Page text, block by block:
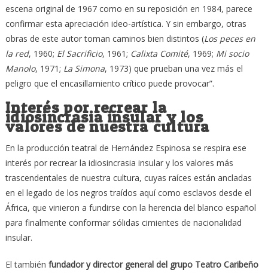
escena original de 1967 como en su reposición en 1984, parece
confirmar esta apreciación ideo-artística. Y sin embargo, otras
obras de este autor toman caminos bien distintos (Los peces en
la red, 1960; El Sacrificio, 1961; Calixta Comité, 1969; Mi socio
Manolo, 1971; La Simona, 1973) que prueban una vez más el
peligro que el encasillamiento crítico puede provocar”.
Interés por recrear la
idiosincrasia insular y los
valores de nuestra cultura
En la producción teatral de Hernández Espinosa se respira ese
interés por recrear la idiosincrasia insular y los valores más
trascendentales de nuestra cultura, cuyas raíces están ancladas
en el legado de los negros traídos aquí como esclavos desde el
África, que vinieron a fundirse con la herencia del blanco español
para finalmente conformar sólidas cimientes de nacionalidad
insular.
El también fundador y director general del grupo Teatro Caribeño